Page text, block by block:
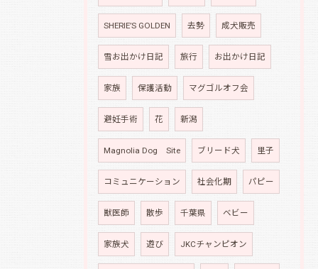
SHERIE’S GOLDEN 去勢 成犬販売
雪お出かけ日記 旅行 お出かけ日記
家族 保護活動 マグゴルオフ会
避妊手術 花 新潟
Magnolia Dog Site ブリード犬 里子
コミュニケーション 社会化期 パピー
獣医師 散歩 千葉県 ベビー
家族犬 遊び JKCチャンピオン